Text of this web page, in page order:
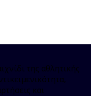
της αθλητικής
και